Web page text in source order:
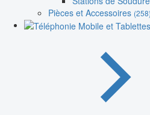
Pièces et Accessoires (258)